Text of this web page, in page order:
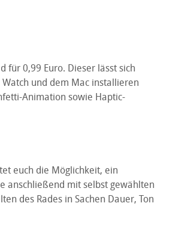
für 0,99 Euro. Dieser lässt sich
und dem Mac installieren
Animation sowie Haptic-
euch die Möglichkeit, ein
anschließend mit selbst gewählten
des Rades in Sachen Dauer, Ton